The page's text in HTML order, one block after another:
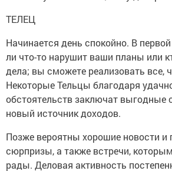
ТЕЛЕЦ
Начинается день спокойно. В
ли что-то нарушит ваши планы или
дела; вы сможете реализовать все,
Некоторые Тельцы благодаря
обстоятельств заключат выгодные
новый источник доходов.
Позже вероятны хорошие новости и
сюрпризы, а также встречи,
рады. Деловая активность